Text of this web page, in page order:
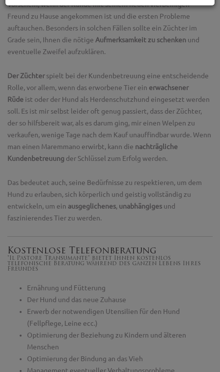
Vorschein, wenn der Kunde mit seinem neuen vierbeinigen
Freund zu Hause angekommen ist und die ersten Probleme
auftauchen. Besonders in solchen Fällen sollte ein Züchter im
Grade sein, Ihnen die nötige Aufmerksamkeit zu schenken und
eventuelle Zweifel aufzuklären.
Der Züchterspielt bei der Kundenbetreuung eine entscheidende
Rolle, vor allem, wenn das erworbene Tier ein erwachsener
Rüde ist oder der Hund als Herdenschutzhund eingesetzt werden
soll. Es ist mir selbst leider oft genug passiert, dass der Züchter,
der so hilfsbereit war, als es darum ging, mir einen Welpen zu
verkaufen, wenige Tage nach dem Kauf unauffindbar wurde. Wenn
man einen Maremmano erwirbt, kann die nachträgliche
Kundenbetreuung der Schlüssel zum Erfolg werden.
Das bedeutet auch, seine Bedürfnisse zu respektieren, um dem
Hund zu erlauben, sich körperlich und geistig vollständig zu
entwickeln, um ein ausgeglichenes, unabhängiges und
faszinierendes Tier zu werden.
Kostenlose Telefonberatung
"Il Pastore Transumante" bietet Ihnen kostenlos
telefonische Beratung während des ganzen Lebens Ihres
Freundes
Ernährung und Fütterung
Der Hund und das neue Zuhause
Erwerb der notwendigen Utensilien für den Hund
(Fellpflege, Leine ecc.)
Optimierung der Beziehung zu Kindern und älteren
Menschen
Optimierung der Bindung an das Vieh